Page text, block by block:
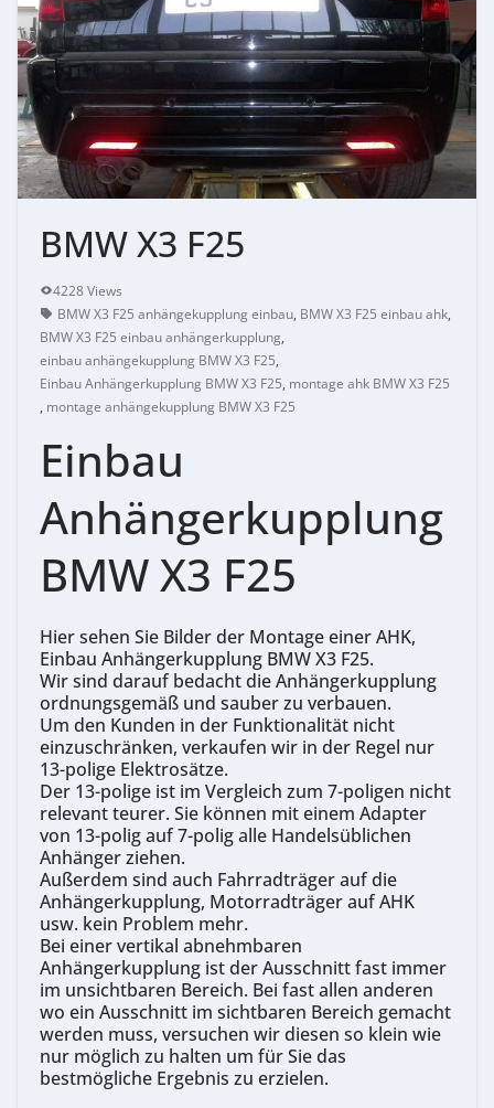
BMW X3 F25
4228 Views
BMW X3 F25 anhängekupplung einbau, BMW X3 F25 einbau ahk,
BMW X3 F25 einbau anhängerkupplung,
einbau anhängekupplung BMW X3 F25,
Einbau Anhängerkupplung BMW X3 F25, montage ahk BMW X3 F25
, montage anhängekupplung BMW X3 F25
Einbau
Anhängerkupplung
BMW X3 F25
Hier sehen Sie Bilder der Montage einer AHK,
Einbau Anhängerkupplung BMW X3 F25.
Wir sind darauf bedacht die Anhängerkupplung
ordnungsgemäß und sauber zu verbauen.
Um den Kunden in der Funktionalität nicht
einzuschränken, verkaufen wir in der Regel nur
13-polige Elektrosätze.
Der 13-polige ist im Vergleich zum 7-poligen nicht
relevant teurer. Sie können mit einem Adapter
von 13-polig auf 7-polig alle Handelsüblichen
Anhänger ziehen.
Außerdem sind auch Fahrradträger auf die
Anhängerkupplung, Motorradträger auf AHK
usw. kein Problem mehr.
Bei einer vertikal abnehmbaren
Anhängerkupplung ist der Ausschnitt fast immer
im unsichtbaren Bereich. Bei fast allen anderen
wo ein Ausschnitt im sichtbaren Bereich gemacht
werden muss, versuchen wir diesen so klein wie
nur möglich zu halten um für Sie das
bestmögliche Ergebnis zu erzielen.